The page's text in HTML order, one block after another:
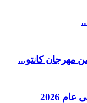
2026